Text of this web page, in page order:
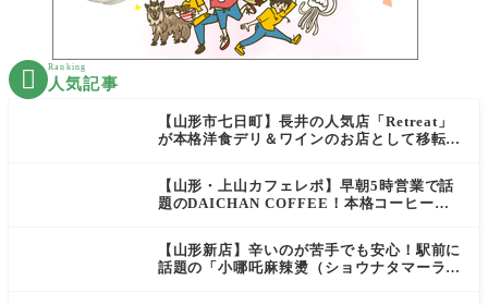
 Ranking
人気記事
【山形市七日町】長井の人気店「Retreat」
が本格洋食デリ＆ワインのお店として移転オ
【山形・上山カフェレポ】早朝5時営業で話
題のDAICHAN COFFEE！本格コーヒーを
【山形新店】辛いのが苦手でも安心！駅前に
話題の「小哪吒麻辣燙（ショウナタマーラー